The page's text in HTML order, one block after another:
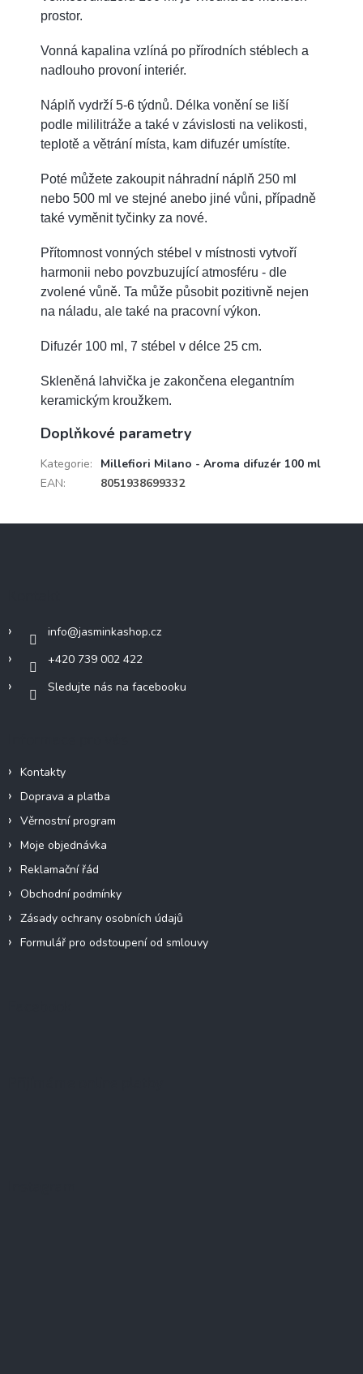
prostor.
Vonná kapalina vzlíná po přírodních stéblech a
nadlouho provoní interiér.
Náplň vydrží 5-6 týdnů. Délka vonění se liší
podle mililitráže a také v závislosti na velikosti,
teplotě a větrání místa, kam difuzér umístíte.
Poté můžete zakoupit náhradní náplň 250 ml
nebo 500 ml ve stejné anebo jiné vůni, případně
také vyměnit tyčinky za nové.
Přítomnost vonných stébel v místnosti vytvoří
harmonii nebo povzbuzující atmosféru - dle
zvolené vůně. Ta může působit pozitivně nejen
na náladu, ale také na pracovní výkon.
Difuzér 100 ml, 7 stébel v délce 25 cm.
Skleněná lahvička je zakončena elegantním
keramickým kroužkem.
Doplňkové parametry
Kategorie:
Millefiori Milano - Aroma difuzér 100 ml
EAN: 8051938699332
info@jasminkashop.cz
+420 739 002 422
Sledujte nás na facebooku
Kontakty
Doprava a platba
Věrnostní program
Moje objednávka
Reklamační řád
Obchodní podmínky
Zásady ochrany osobních údajů
Formulář pro odstoupení od smlouvy